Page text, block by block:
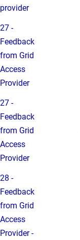
provider
27 -
Feedback
from Grid
Access
Provider
27 -
Feedback
from Grid
Access
Provider
28 -
Feedback
from Grid
Access
Provider -